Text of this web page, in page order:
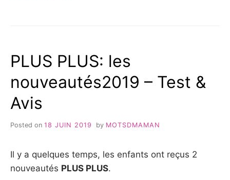
STAMP
–
TEST
&
PLUS PLUS: les
nouveautés2019 – Test &
Avis
Posted on 18 JUIN 2019 by MOTSDMAMAN
Il y a quelques temps, les enfants ont reçus 2
nouveautés PLUS PLUS.